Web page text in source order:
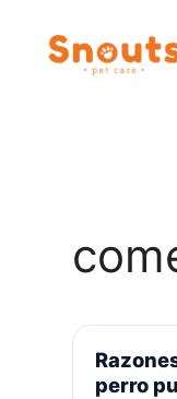
contenido
perro